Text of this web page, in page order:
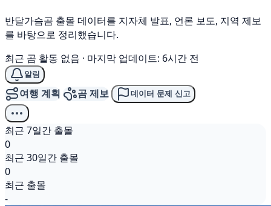
반달가슴곰 출몰 데이터를 지자체 발표, 언론 보도, 지역 제보
를 바탕으로 정리했습니다.
최근 곰 활동 없음 · 마지막 업데이트: 6시간 전
알림
여행 계획 곰 제보 데이터 문제 신고
최근 7일간 출몰
0
최근 30일간 출몰
0
최근 출몰
-